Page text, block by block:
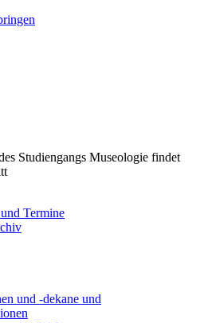
Studiengangs Museologie findet
Termine
und -dekane und